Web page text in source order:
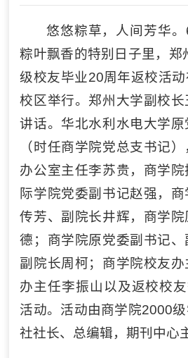
悠悠粽草，人间芳华
粽叶飘香的特别日子里，郑
级校友毕业20周年返校活
校区举行。郑州大学副校
讲话。华北水利水电大学
（时任商学院党总支书记
办公室主任李苏贵，商学
际学院党委副书记赵强，
传芳、副院长井辉，商学
德；商学院原党委副书记
副院长周柯；商学院校友
办主任李振山以及返校校
活动。活动由商学院2000
社社长、总编辑，期刊中心